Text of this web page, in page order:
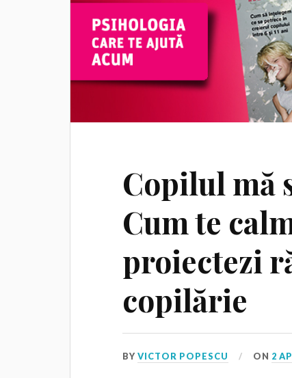
Copilul mă
Cum te
proiectezi
copilărie
BYVICTOR POPESCU ON 2